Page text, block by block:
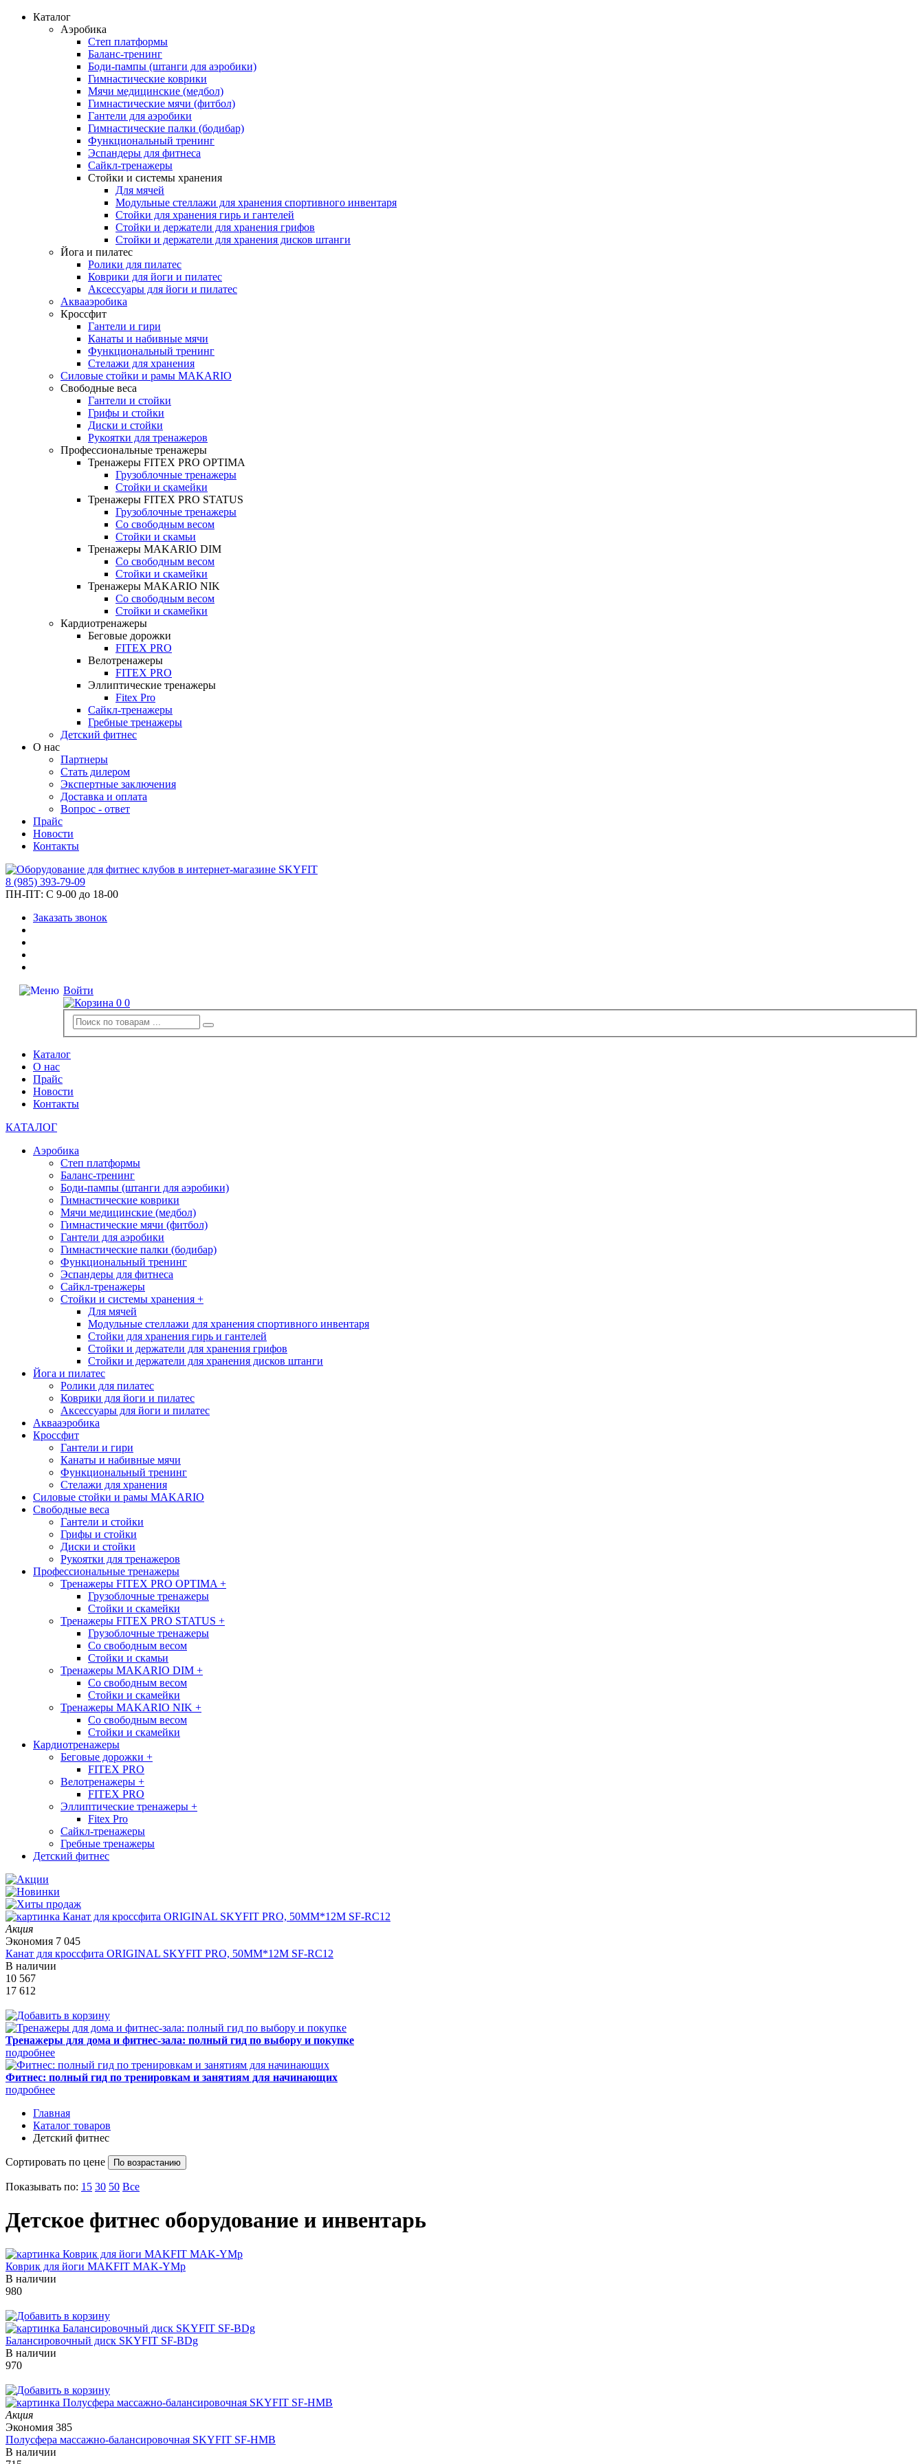
Каталог
Аэробика
Степ платформы
Баланс-тренинг
Боди-пампы (штанги для аэробики)
Гимнастические коврики
Мячи медицинские (медбол)
Гимнастические мячи (фитбол)
Гантели для аэробики
Гимнастические палки (бодибар)
Функциональный тренинг
Эспандеры для фитнеса
Сайкл-тренажеры
Стойки и системы хранения
Для мячей
Модульные стеллажи для хранения спортивного инвентаря
Стойки для хранения гирь и гантелей
Стойки и держатели для хранения грифов
Стойки и держатели для хранения дисков штанги
Йога и пилатес
Ролики для пилатес
Коврики для йоги и пилатес
Аксессуары для йоги и пилатес
Аквааэробика
Кроссфит
Гантели и гири
Канаты и набивные мячи
Функциональный тренинг
Стелажи для хранения
Силовые стойки и рамы MAKARIO
Свободные веса
Гантели и стойки
Грифы и стойки
Диски и стойки
Рукоятки для тренажеров
Профессиональные тренажеры
Тренажеры FITEX PRO OPTIMA
Грузоблочные тренажеры
Стойки и скамейки
Тренажеры FITEX PRO STATUS
Грузоблочные тренажеры
Со свободным весом
Стойки и скамьи
Тренажеры MAKARIO DIM
Со свободным весом
Стойки и скамейки
Тренажеры MAKARIO NIK
Со свободным весом
Стойки и скамейки
Кардиотренажеры
Беговые дорожки
FITEX PRO
Велотренажеры
FITEX PRO
Эллиптические тренажеры
Fitex Pro
Сайкл-тренажеры
Гребные тренажеры
Детский фитнес
О нас
Партнеры
Стать дилером
Экспертные заключения
Доставка и оплата
Вопрос - ответ
Прайс
Новости
Контакты
8 (985) 393-79-09
ПН-ПТ: С 9-00 до 18-00
Заказать звонок
Войти
0 0
Каталог
О нас
Прайс
Новости
Контакты
КАТАЛОГ
Аэробика
Степ платформы
Баланс-тренинг
Боди-пампы (штанги для аэробики)
Гимнастические коврики
Мячи медицинские (медбол)
Гимнастические мячи (фитбол)
Гантели для аэробики
Гимнастические палки (бодибар)
Функциональный тренинг
Эспандеры для фитнеса
Сайкл-тренажеры
Стойки и системы хранения +
Для мячей
Модульные стеллажи для хранения спортивного инвентаря
Стойки для хранения гирь и гантелей
Стойки и держатели для хранения грифов
Стойки и держатели для хранения дисков штанги
Йога и пилатес
Ролики для пилатес
Коврики для йоги и пилатес
Аксессуары для йоги и пилатес
Аквааэробика
Кроссфит
Гантели и гири
Канаты и набивные мячи
Функциональный тренинг
Стелажи для хранения
Силовые стойки и рамы MAKARIO
Свободные веса
Гантели и стойки
Грифы и стойки
Диски и стойки
Рукоятки для тренажеров
Профессиональные тренажеры
Тренажеры FITEX PRO OPTIMA +
Грузоблочные тренажеры
Стойки и скамейки
Тренажеры FITEX PRO STATUS +
Грузоблочные тренажеры
Со свободным весом
Стойки и скамьи
Тренажеры MAKARIO DIM +
Со свободным весом
Стойки и скамейки
Тренажеры MAKARIO NIK +
Со свободным весом
Стойки и скамейки
Кардиотренажеры
Беговые дорожки +
FITEX PRO
Велотренажеры +
FITEX PRO
Эллиптические тренажеры +
Fitex Pro
Сайкл-тренажеры
Гребные тренажеры
Детский фитнес
Акция
Экономия 7 045
Канат для кроссфита ORIGINAL SKYFIT PRO, 50MM*12M SF-RС12
В наличии
10 567
17 612
Тренажеры для дома и фитнес-зала: полный гид по выбору и покупке
подробнее
Фитнес: полный гид по тренировкам и занятиям для начинающих
подробнее
Главная
Каталог товаров
Детский фитнес
Сортировать по цене По возрастанию
Показывать по: 15 30 50 Все
Детское фитнес оборудование и инвентарь
Коврик для йоги MAKFIT MAK-YMp
В наличии
980
Балансировочный диск SKYFIT SF-BDg
В наличии
970
Акция
Экономия 385
Полусфера массажно-балансировочная SKYFIT SF-HMB
В наличии